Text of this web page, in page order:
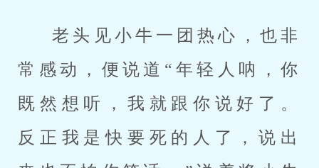
老头见小牛一团热心，也非
常感动，便说道“年轻人呐，你
既然想听，我就跟你说好了。
反正我是快要死的人了，说出